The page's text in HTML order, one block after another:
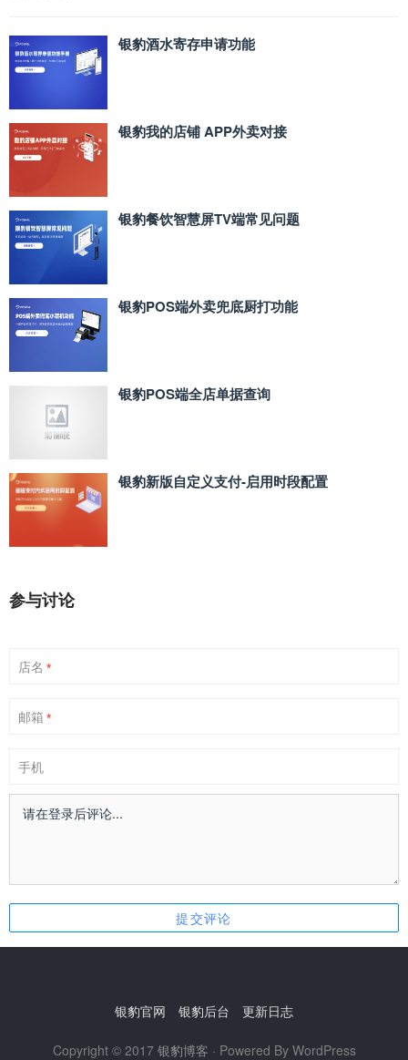
银豹酒水寄存申请功能
银豹我的店铺 APP外卖对接
银豹餐饮智慧屏TV端常见问题
银豹POS端外卖兜底厨打功能
银豹POS端全店单据查询
银豹新版自定义支付‑启用时段配置
参与讨论
店名 *
邮箱 *
手机
银豹官网 银豹后台 更新日志
Copyright © 2017 银豹博客 · Powered By WordPress